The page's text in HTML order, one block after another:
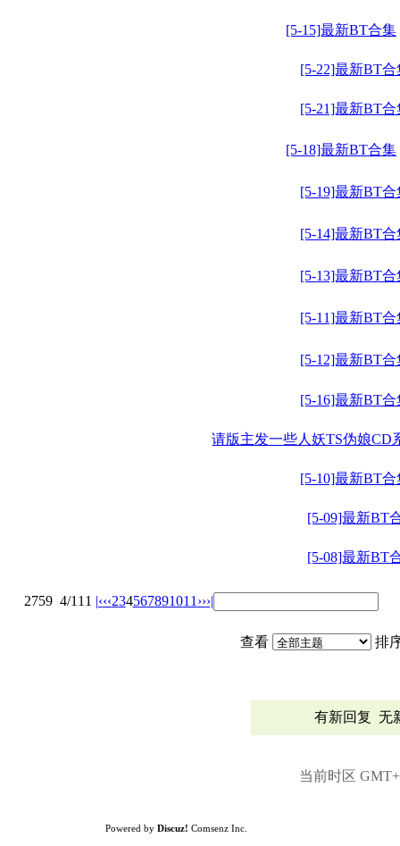
[5-15]最新BT合集
[5-22]最新BT合
[5-21]最新BT合
[5-18]最新BT合集
[5-19]最新BT合
[5-14]最新BT合
[5-13]最新BT合
[5-11]最新BT合
[5-12]最新BT合
[5-16]最新BT合
请版主发一些人妖TS伪娘CD
[5-10]最新BT合
[5-09]最新BT
[5-08]最新BT
2759 4/111 |‹‹‹234567891011 ›››|
查看 排
有新回复 无
当前时区
Powered by Discuz! Comsenz Inc.